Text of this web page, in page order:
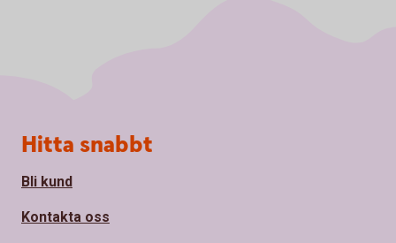
Sidfot
Hitta snabbt
Bli kund
Kontakta oss